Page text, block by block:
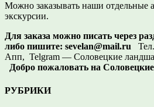
Можно заказывать наши отдельные
экскурсии.
Для заказа можно писать через
либо пишите: sevelan@mail.ru
Апп, Telgram — Соловецкие
Добро пожаловать на
РУБРИКИ